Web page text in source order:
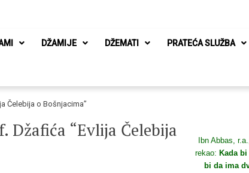
Bijeljina
DŽAMIJE DŽEMATI PRATEĆA SLUŽBA
Čelebija o Bošnjacima”
Džafića “Evlija Čelebija
Ibn Abbas,
rekao: Kada
bi da ima